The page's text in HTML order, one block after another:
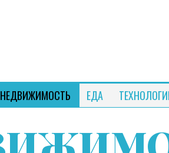
НЕДВИЖИМОСТЬ ЕДА